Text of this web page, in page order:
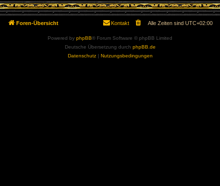
Foren-Übersicht Alle Zeiten sind UTC+02:00
Kontakt
Powered by phpBB® Forum Software © phpBB Limited
Deutsche Übersetzung durch phpBB.de
Datenschutz| Nutzungsbedingungen